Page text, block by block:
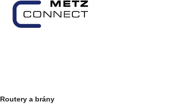
Routery a brány